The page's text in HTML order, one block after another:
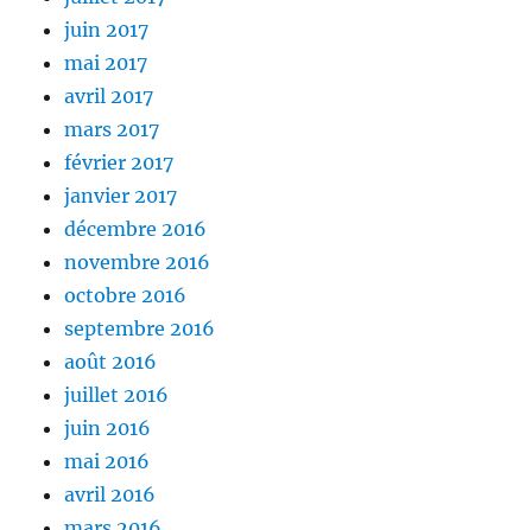
juin 2017
mai 2017
avril 2017
mars 2017
février 2017
janvier 2017
décembre 2016
novembre 2016
octobre 2016
septembre 2016
août 2016
juillet 2016
juin 2016
mai 2016
avril 2016